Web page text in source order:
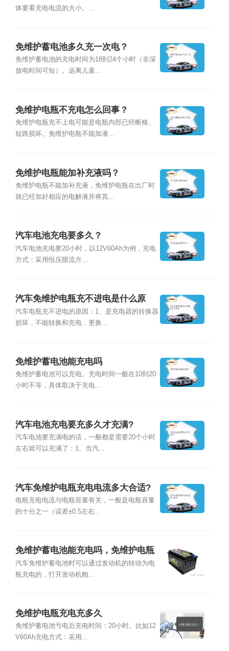
体要看充电电流的大小。...
免维护蓄电池多久充一次电？
免维护蓄电池的充电时间为18到24个小时（非深
放电时间可短）。远离儿童...
免维护电瓶不充电怎么回事？
免维护电瓶充不上电可能是电瓶内部已经断格、
短路损坏。免维护电瓶不能加液...
免维护电瓶能加补充液吗？
免维护电瓶不能加补充液，免维护电瓶在出厂时
就已经加好相应的电解液并将其...
汽车电池充电要多久？
汽车电池充电要20小时，以12V60Ah为例，充电
方式：采用恒压限流方...
汽车免维护电瓶充不进电是什么原
因？
汽车电瓶充不进电的原因：1、是充电器的转换器
损坏，不能转换和充电，更换...
免维护蓄电池能充电吗
免维护蓄电池可以充电。充电时间一般在10到20
小时不等，具体取决于充电...
汽车电池充电要充多久才充满?
汽车电池要充满电的话，一般都是需要20个小时
左右就可以充满了：1、当汽...
汽车免维护电瓶充电电流多大合适?
电瓶充电电流与电瓶容量有关，一般是电瓶容量
的十分之一（误差±0.5左右...
免维护蓄电池能充电吗，免维护电瓶
怎么充电
汽车免维护蓄电池时可以通过发动机的转动为电
瓶充电的，打开发动机舱...
免维护电瓶充电充多久
免维护蓄电池亏电后充电时间：20小时。比如12
V60Ah充电方式：采用...